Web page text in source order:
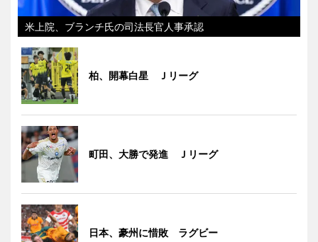
米上院、ブランチ氏の司法長官人事承認
柏、開幕白星 Ｊリーグ
町田、大勝で発進 Ｊリーグ
日本、豪州に惜敗 ラグビー